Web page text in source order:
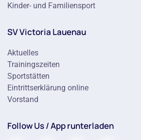
Kinder- und Familiensport
SV Victoria Lauenau
Aktuelles
Trainingszeiten
Sportstätten
Eintrittserklärung online
Vorstand
Follow Us / App runterladen